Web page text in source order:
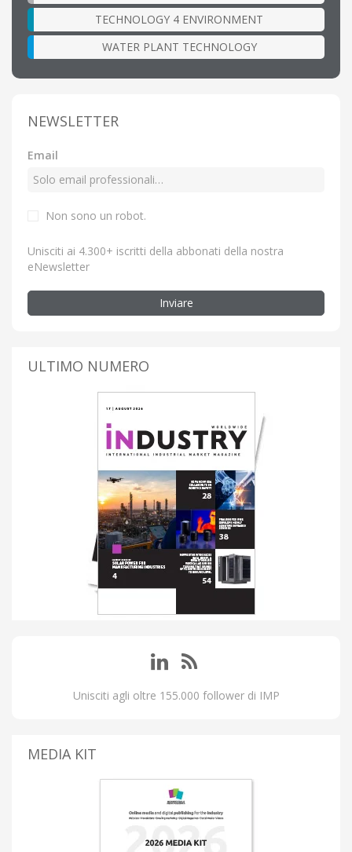
TECHNOLOGY 4 ENVIRONMENT
WATER PLANT TECHNOLOGY
NEWSLETTER
Email
Non sono un robot.
Unisciti ai 4.300+ iscritti della abbonati della nostra
eNewsletter
Inviare
ULTIMO NUMERO
Unisciti agli oltre 155.000 follower di IMP
MEDIA KIT